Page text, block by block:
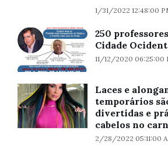
1/31/2022 12:48:00
250
Cidade
11/12/2020 06:25:00
Laces e
temporários
divertidas e
cabelos no
2/28/2022 05:11:00